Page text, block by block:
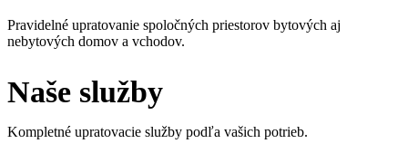
Pravidelné upratovanie spoločných priestorov bytových aj
nebytových domov a vchodov.
Naše služby
Kompletné upratovacie služby podľa vašich potrieb.